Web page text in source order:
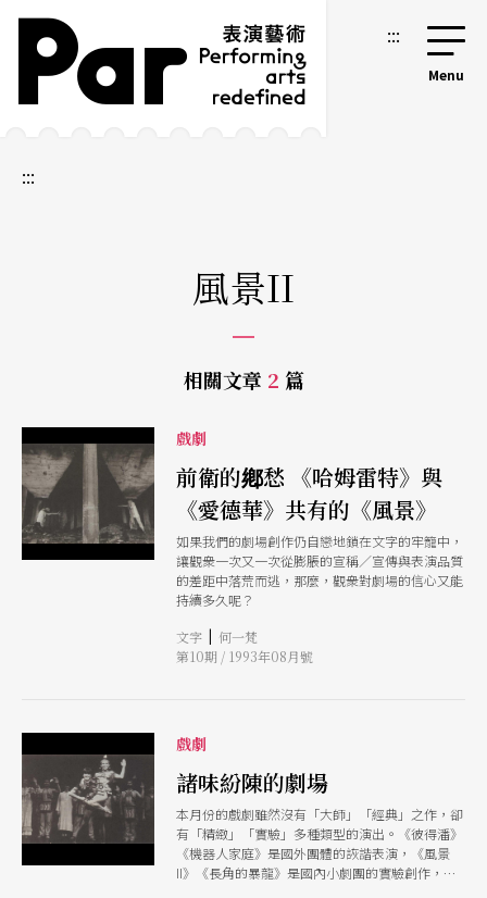
跳到主要內容區塊
網站導覽 :::
:::
風景II
相關文章 2 篇
戲劇
前衛的鄕愁 《哈姆雷特》與
《愛德華》共有的《風景》
如果我們的劇場創作仍自戀地鎖在文字的牢籠中，
讓觀衆一次又一次從膨脹的宣稱／宣傳與表演品質
的差距中落荒而逃，那麼，觀衆對劇場的信心又能
持續多久呢？
文字 | 何一梵
第10期 / 1993年08月號
戲劇
諸味紛陳的劇場
本月份的戲劇雖然沒有「大師」「經典」之作，卻
有「精緻」「實驗」多種類型的演出。《彼得潘》
《機器人家庭》是國外團體的詼諧表演，《風景
II》《長角的暴龍》是國內小劇團的實驗創作，此